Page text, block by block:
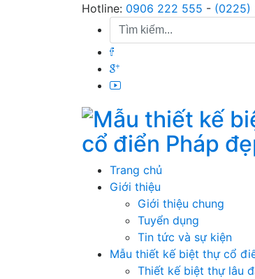
Hotline: 0906 222 555 - (0225)
cổ điển Pháp
Trang chủ
Giới thiệu
Giới thiệu chung
Tuyển dụng
Tin tức và sự kiện
Mẫu thiết kế biệt thự cổ
Thiết kế biệt thự lâu